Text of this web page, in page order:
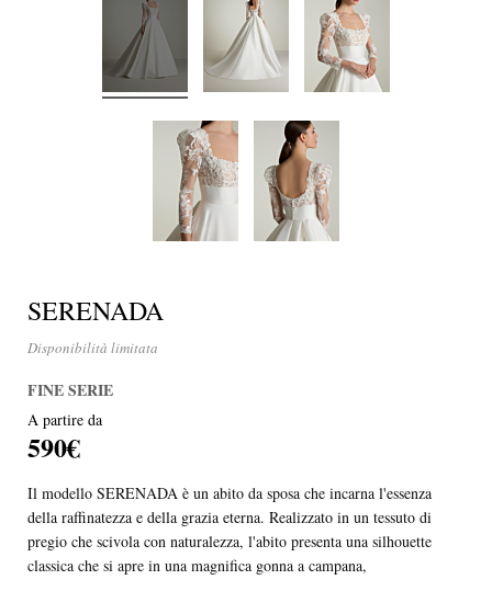
SERENADA
Disponibilità limitata
FINE SERIE
A partire da
590€
Il modello SERENADA è un abito da sposa che incarna l'essenza
della raffinatezza e della grazia eterna. Realizzato in un tessuto di
pregio che scivola con naturalezza, l'abito presenta una silhouette
classica che si apre in una magnifica gonna a campana,